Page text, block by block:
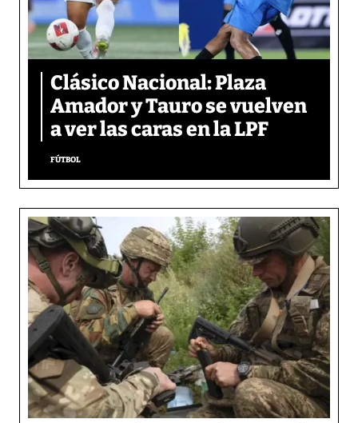
Clásico Nacional: Plaza
Amador y Tauro se vuelven
a ver las caras en la LPF
FÚTBOL